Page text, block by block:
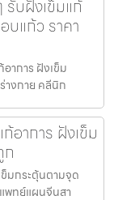
รับฝังเข็มแก้
บแก้ว ราคา
าการ ฝังเข็ม
างกาย คลีนิก
อาการ ฝังเข็ม
มกระตุ้นตามจุด
พทย์แผนจีนสา